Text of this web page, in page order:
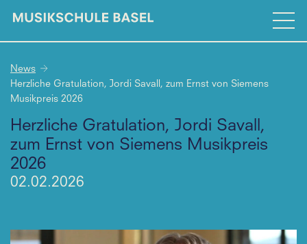
News
Herzliche Gratulation, Jordi Savall, zum Ernst von Siemens
Musikpreis 2026
Herzliche Gratulation, Jordi Savall,
zum Ernst von Siemens Musikpreis
2026
02.02.2026